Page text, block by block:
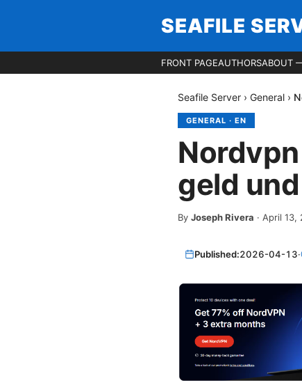
SEAFILE
FRONT PAGEAUTHORSABOUT
Seafile Server › General ›
GENERAL · EN
geld
By Joseph Rivera · April 13,
Published:2026-04-13·